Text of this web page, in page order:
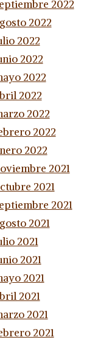
2022
2022
2022
2022
2022
2022
2022
2022
2022
2021
2021
2021
2021
2021
2021
2021
2021
2021
2021